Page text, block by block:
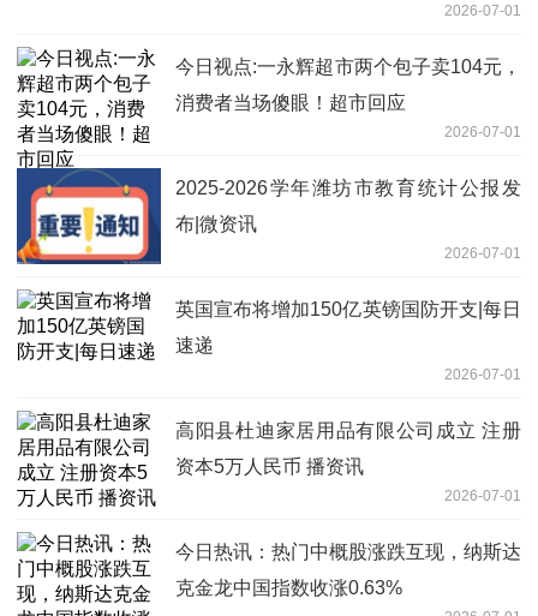
2026-07-01
今日视点:一永辉超市两个包子卖104元，
消费者当场傻眼！超市回应
2026-07-01
2025-2026学年潍坊市教育统计公报发
布|微资讯
2026-07-01
英国宣布将增加150亿英镑国防开支|每日
速递
2026-07-01
高阳县杜迪家居用品有限公司成立 注册
资本5万人民币 播资讯
2026-07-01
今日热讯：热门中概股涨跌互现，纳斯达
克金龙中国指数收涨0.63%